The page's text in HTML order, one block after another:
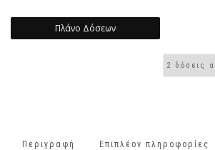
Πλάνο Δόσεων
Περιγραφή Επιπλέον πληροφορίες